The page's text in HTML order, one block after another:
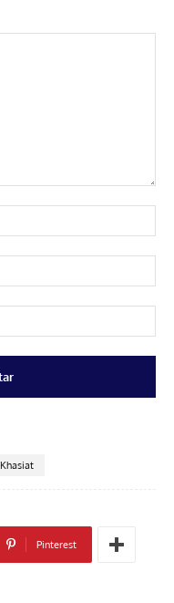
Khasiat
Pinterest